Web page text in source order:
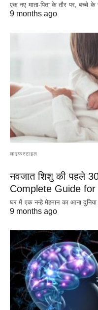
एक नए माता-पिता के तौर पर, बच्चे
9 months ago
लाइफस्टाइल
नवजात शिशु की पहले
Complete Guide
घर में एक नन्हे मेहमान का आना
9 months ago